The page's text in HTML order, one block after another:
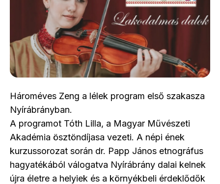
Hároméves Zeng a lélek program első szakasza
Nyírábrányban.
A programot Tóth Lilla, a Magyar Művészeti
Akadémia ösztöndíjasa vezeti. A népi ének
kurzussorozat során dr. Papp János etnográfus
hagyatékából válogatva Nyírábrány dalai kelnek
újra életre a helyiek és a környékbeli érdeklődők